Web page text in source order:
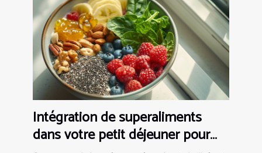
Intégration de superaliments
dans votre petit déjeuner pour